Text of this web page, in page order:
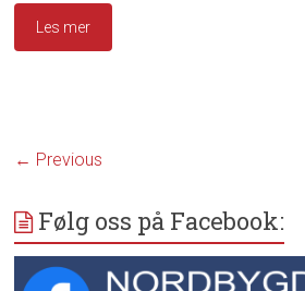
Les mer
← Previous
Følg oss på Facebook: